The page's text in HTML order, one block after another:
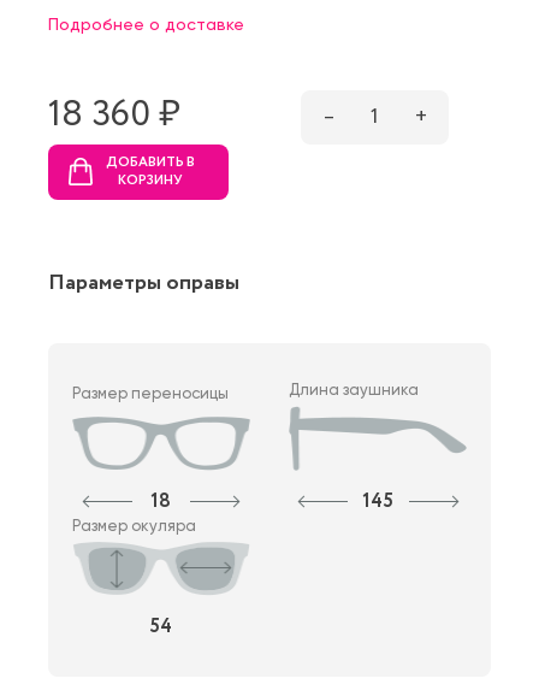
Подробнее о доставке
18 360 ₷ – 1 +
ДОБАВИТЬ В
КОРЗИНУ
Параметры оправы
Размер переносицы
18
Длина заушника
145
Размер окуляра
54